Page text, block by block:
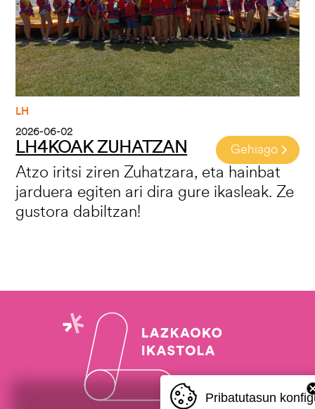
LH
2026-06-02
LH4KOAK ZUHATZAN
Atzo iritsi ziren Zuhatzara, eta hainbat
jarduera egiten ari dira gure ikasleak. Ze
gustora dabiltzan!
Gehiago
Pribatutasun